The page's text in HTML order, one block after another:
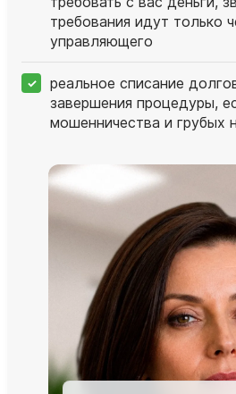
требования идут только
управляющего
реальное списание
завершения процедуры,
мошенничества и грубых